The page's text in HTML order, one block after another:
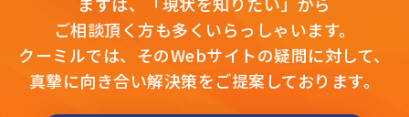
ご相談頂く方も多くいらっしゃいます。
クーミルでは、そのWebサイトの疑問に対して、
真摯に向き合い解決策をご提案しております。